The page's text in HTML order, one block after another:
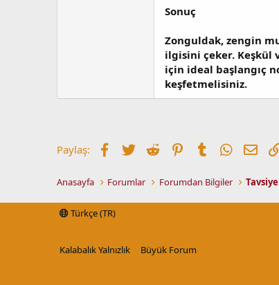
Sonuç
Zonguldak, zengin
ilgisini çeker.
için ideal başlangıç
keşfetmelisiniz.
Paylaş: Facebook
TwitterReddit PinterestTumblr E-
Anasayfa Forumlar Forumdan Bilgiler
Türkçe (TR)
Kalabalık Yalnızlık Büyük Forum